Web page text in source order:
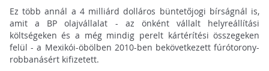
Ez több annál a 4 milliárd dolláros büntetőjogi bírságnál is,
amit a BP olajvállalat - az önként vállalt helyreállítási
költségeken és a még mindig perelt kártérítési összegeken
felül - a Mexikói-öbölben 2010-ben bekövetkezett fúrótorony-
robbanásért kifizetett.